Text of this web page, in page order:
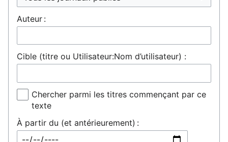
Auteur :
Cible (titre ou Utilisateur:Nom d’utilisateur) :
Chercher parmi les titres commençant par ce
texte
À partir du (et antérieurement) :